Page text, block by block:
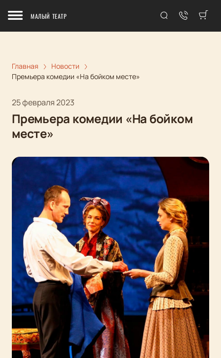
МАЛЫЙ ТЕАТР
Главная
Новости
Премьера комедии «На бойком месте»
25 февраля 2023
Премьера комедии «На бойком
месте»